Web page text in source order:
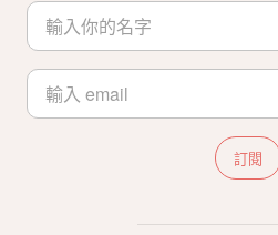
訂閱